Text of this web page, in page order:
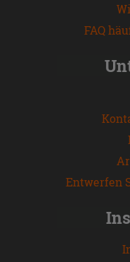
FAQ
Entwerfen